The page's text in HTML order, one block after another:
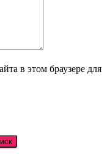
в этом браузере для